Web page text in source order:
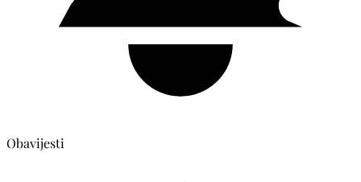
Obavijesti